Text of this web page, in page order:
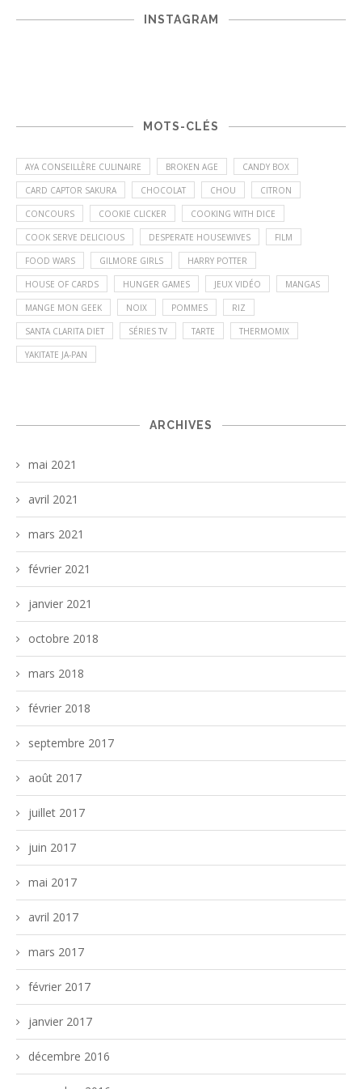
INSTAGRAM
MOTS-CLÉS
AYA CONSEILLÈRE CULINAIRE BROKEN AGE CANDY BOX
CARD CAPTOR SAKURA CHOCOLAT CHOU CITRON
CONCOURS COOKIE CLICKER COOKING WITH DICE
COOK SERVE DELICIOUS DESPERATE HOUSEWIVES FILM
FOOD WARS GILMORE GIRLS HARRY POTTER
HOUSE OF CARDS HUNGER GAMES JEUX VIDÉO MANGAS
MANGE MON GEEK NOIX POMMES RIZ
SANTA CLARITA DIET SÉRIES TV TARTE THERMOMIX
YAKITATE JA-PAN
ARCHIVES
mai 2021
avril 2021
mars 2021
février 2021
janvier 2021
octobre 2018
mars 2018
février 2018
septembre 2017
août 2017
juillet 2017
juin 2017
mai 2017
avril 2017
mars 2017
février 2017
janvier 2017
décembre 2016